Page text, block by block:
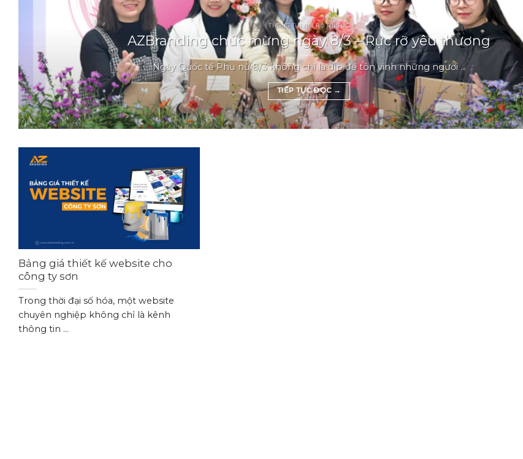
THÔNG TIN NỘI BỘ TIN TỨC
AZBranding chúc mừng ngày 8/3 – Rực rỡ yêu thương
Ngày Quốc tế Phụ nữ 8/3 không chỉ là dịp để tôn vinh những người ...
TIẾP TỤC ĐỌC →
Bảng giá thiết kế website cho
công ty sơn
Trong thời đại số hóa, một website
chuyên nghiệp không chỉ là kênh
thông tin ...